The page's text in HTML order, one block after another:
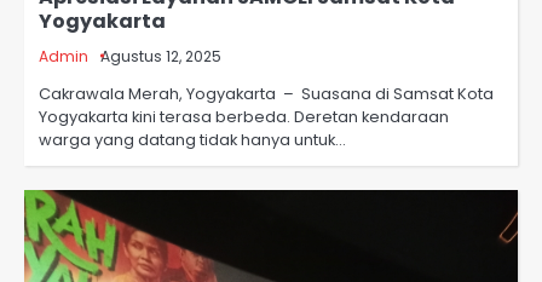
Yogyakarta
Admin Agustus 12, 2025
Cakrawala Merah, Yogyakarta – Suasana di Samsat Kota
Yogyakarta kini terasa berbeda. Deretan kendaraan
warga yang datang tidak hanya untuk…